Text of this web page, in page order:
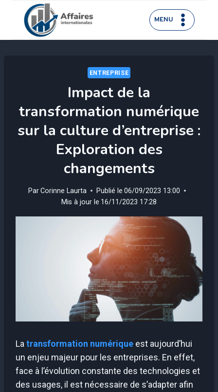
contenu
MENU
ENTREPRISE
Impact de la
transformation numérique
sur la culture d’entreprise :
Exploration des
changements
ParCorinne Laurta Publié le 06/09/2023 13:00
Mis à jour le 16/11/2023 17:28
La transformation numérique est aujourd’hui
un enjeu majeur pour les entreprises. En effet,
face à l’évolution constante des technologies et
des usages, il est nécessaire de s’adapter afin